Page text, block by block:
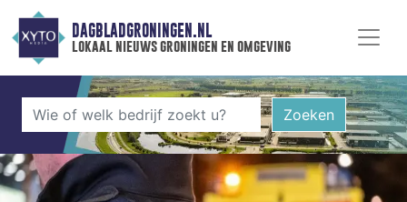
DAGBLADGRONINGEN.NL
lokaal nieuws groningen en omgeving
Zoeken